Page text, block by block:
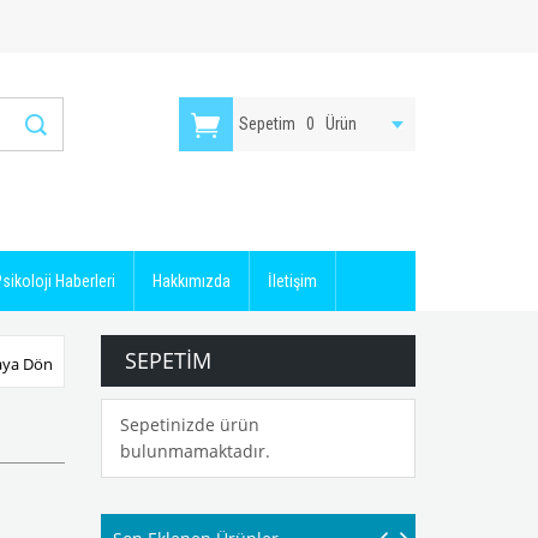
Sepetim 0 Ürün
Haberleri Hakkımızda İletişim
Dön SEPETIM
Sepetinizde ürün
bulunmamaktadır.